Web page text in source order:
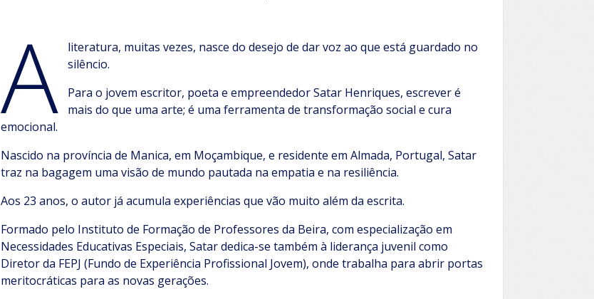
A
literatura, muitas vezes, nasce do desejo de dar voz ao que está guardado no
silêncio.
Para o jovem escritor, poeta e empreendedor Satar Henriques, escrever é
mais do que uma arte; é uma ferramenta de transformação social e cura
emocional.
Nascido na província de Manica, em Moçambique, e residente em Almada, Portugal, Satar
traz na bagagem uma visão de mundo pautada na empatia e na resiliência.
Aos 23 anos, o autor já acumula experiências que vão muito além da escrita.
Formado pelo Instituto de Formação de Professores da Beira, com especialização em
Necessidades Educativas Especiais, Satar dedica-se também à liderança juvenil como
Diretor da FEPJ (Fundo de Experiência Profissional Jovem), onde trabalha para abrir portas
meritocráticas para as novas gerações.